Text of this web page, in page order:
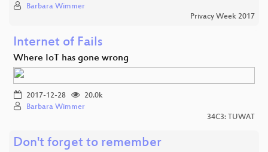
Barbara Wimmer
Privacy Week 2017
Internet of Fails
Where IoT has gone wrong
2017-12-28
20.0k
Barbara Wimmer
34C3: TUWAT
Don't forget to remember